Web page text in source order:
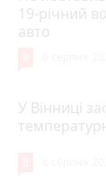
19-річний
авто
У Вінниці